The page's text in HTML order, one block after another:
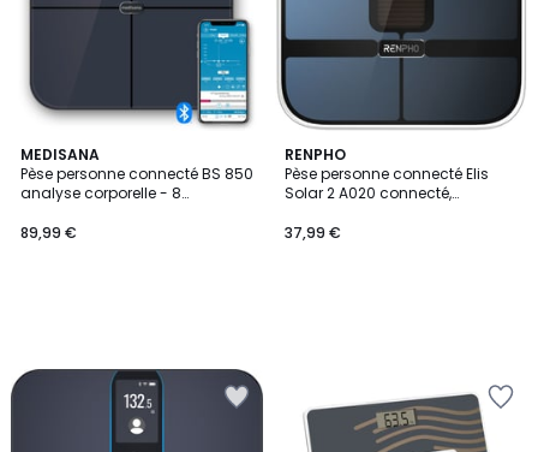
MEDISANA
Pèse personne connecté BS 850
analyse corporelle - 8
89,99 €
RENPHO
Pèse personne connecté Elis
Solar 2 A020 connecté,
corporelles - Recharge solaire
37,99 €